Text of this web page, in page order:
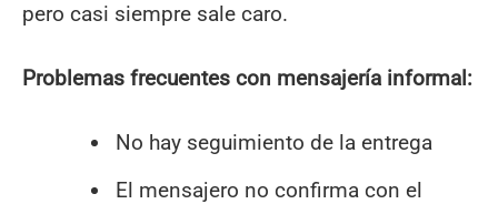
pero casi siempre sale caro.
Problemas frecuentes con mensajería informal:
No hay seguimiento de la entrega
El mensajero no confirma con el